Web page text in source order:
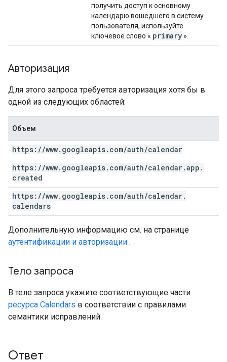
получить доступ к основному
календарю вошедшего в систему
пользователя, используйте
ключевое слово « primary ».
Авторизация
Для этого запроса требуется авторизация хотя бы в
одной из следующих областей:
Объем
https: //www. googleapis. com/auth/calendar
https: //www. googleapis. com/auth/calendar.app .
created
https: //www. googleapis. com/auth/calendar.
calendars
Дополнительную информацию см. на странице
аутентификации и авторизации .
Тело запроса
В теле запроса укажите соответствующие части
ресурса Calendars в соответствии с правилами
семантики исправлений.
Ответ